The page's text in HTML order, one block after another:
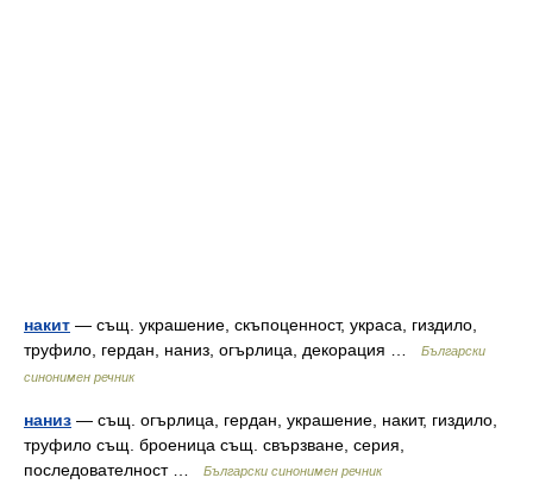
накит — същ. украшение, скъпоценност, украса, гиздило,
труфило, гердан, наниз, огърлица, декорация …
Български
синонимен речник
наниз — същ. огърлица, гердан, украшение, накит, гиздило,
труфило същ. броеница същ. свързване, серия,
последователност …
Български синонимен речник